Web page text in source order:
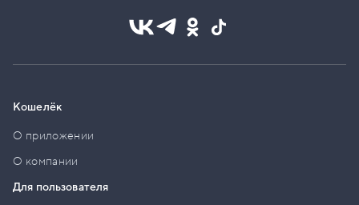
Кошелёк
О приложении
О компании
Для пользователя